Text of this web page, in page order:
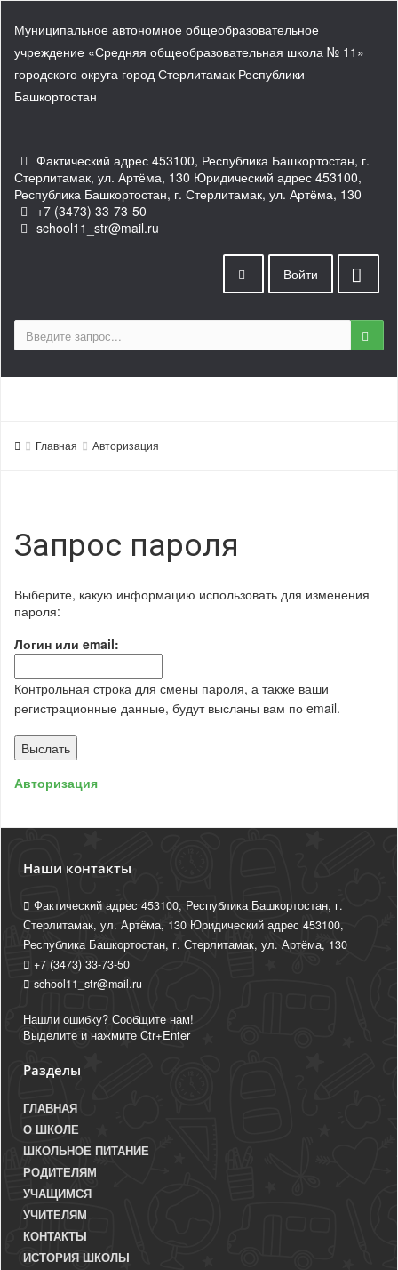
Муниципальное автономное общеобразовательное
учреждение «Средняя общеобразовательная школа № 11»
городского округа город Стерлитамак Республики
Башкортостан
Фактический адрес 453100, Республика Башкортостан, г.
Стерлитамак, ул. Артёма, 130 Юридический адрес 453100,
Республика Башкортостан, г. Стерлитамак, ул. Артёма, 130
+7 (3473) 33-73-50
school11_str@mail.ru
Войти
Главная Авторизация
Запрос пароля
Выберите, какую информацию использовать для изменения
пароля:
Логин или email:
Контрольная строка для смены пароля, а также ваши
регистрационные данные, будут высланы вам по email.
Авторизация
Наши контакты
Фактический адрес 453100, Республика Башкортостан, г.
Стерлитамак, ул. Артёма, 130 Юридический адрес 453100,
Республика Башкортостан, г. Стерлитамак, ул. Артёма, 130
+7 (3473) 33-73-50
school11_str@mail.ru
Нашли ошибку? Сообщите нам!
Выделите и нажмите Ctr+Enter
Разделы
ГЛАВНАЯ
О ШКОЛЕ
ШКОЛЬНОЕ ПИТАНИЕ
РОДИТЕЛЯМ
УЧАЩИМСЯ
УЧИТЕЛЯМ
КОНТАКТЫ
ИСТОРИЯ ШКОЛЫ